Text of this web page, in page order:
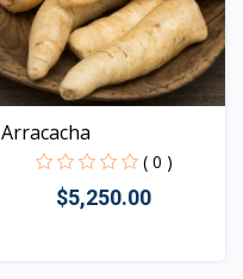
Arracacha
( 0 )
$5,250.00